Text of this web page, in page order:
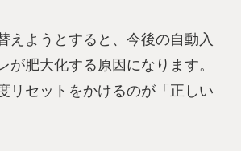
えようとすると、今後の自動入
が肥大化する原因になります。
リセットをかけるのが「正しい